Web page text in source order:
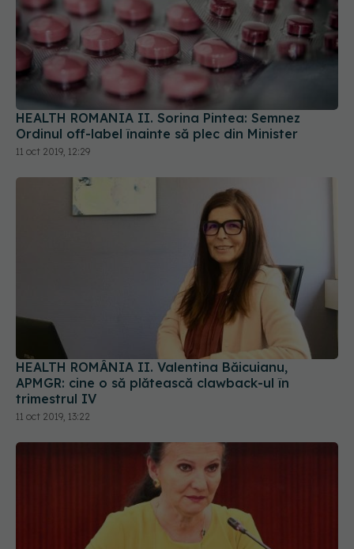
HEALTH ROMANIA II. Sorina Pintea: Semnez
Ordinul off-label înainte să plec din Minister
11 oct 2019, 12:29
HEALTH ROMÂNIA II. Valentina Băicuianu,
APMGR: cine o să plătească clawback-ul în
trimestrul IV
11 oct 2019, 13:22